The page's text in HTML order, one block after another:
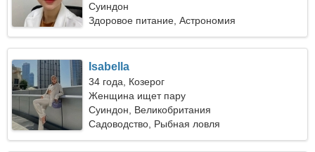
Суиндон
Здоровое питание, Астрономия
Isabella
34 года, Козерог
Женщина ищет пару
Суиндон, Великобритания
Садоводство, Рыбная ловля